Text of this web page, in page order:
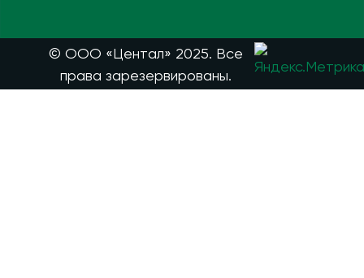
© ООО «Центал» 2025. Все
права зарезервированы.